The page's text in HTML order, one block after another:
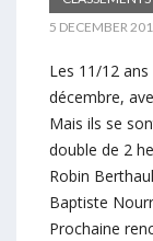
5 DECEMBER
Les 11/12
décembre,
Mais ils se
double de 2
Robin
Baptiste
Prochaine